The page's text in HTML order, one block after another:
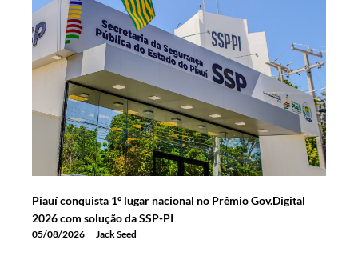
Piauí conquista 1º lugar nacional no Prêmio Gov.Digital
2026 com solução da SSP-PI
05/08/2026 Jack Seed